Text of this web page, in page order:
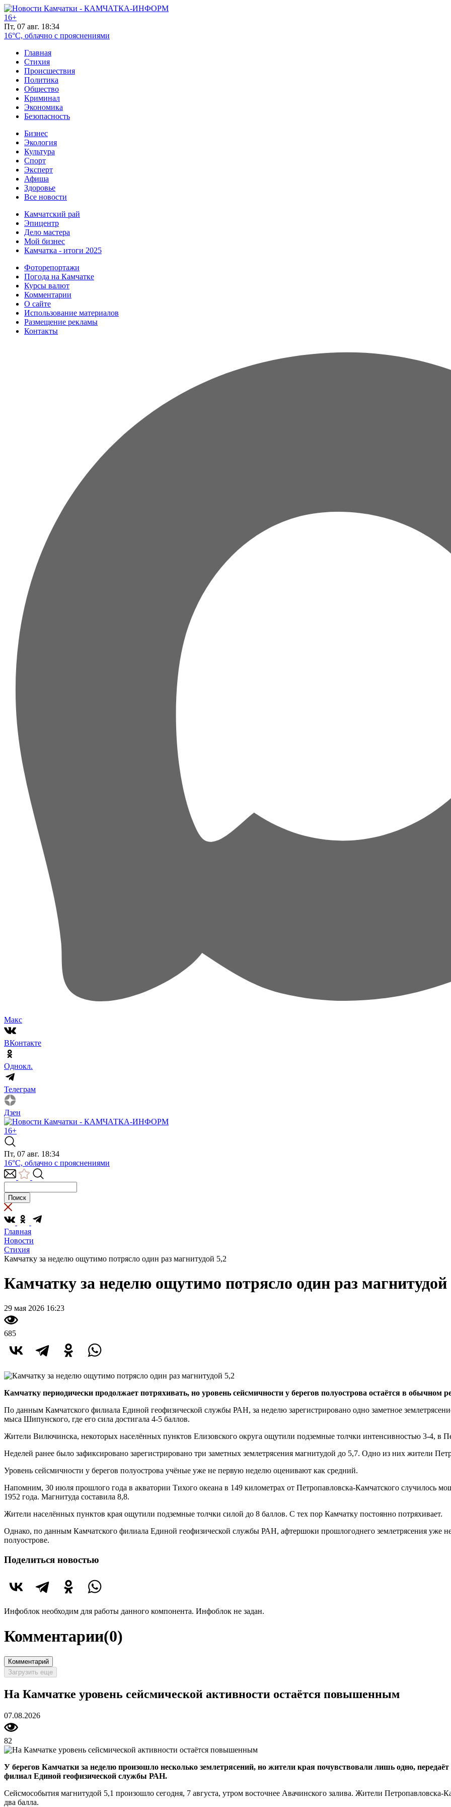
16+
Пт, 07 авг. 18:34
16°C, облачно с прояснениями
Главная
Стихия
Происшествия
Политика
Общество
Криминал
Экономика
Безопасность
Бизнес
Экология
Культура
Спорт
Эксперт
Афиша
Здоровье
Все новости
Камчатский рай
Эпицентр
Дело мастера
Мой бизнес
Камчатка - итоги 2025
Фоторепортажи
Погода на Камчатке
Курсы валют
Комментарии
О сайте
Использование материалов
Размещение рекламы
Контакты
Макс
ВКонтакте
Однокл.
Телеграм
Дзен
16+
Пт, 07 авг. 18:34
16°C, облачно с прояснениями
Главная
Новости
Стихия
Камчатку за неделю ощутимо потрясло один раз магнитудой 5,2
Камчатку за неделю ощутимо потрясло один раз магнитудой
29 мая 2026 16:23
685
Камчатку периодически продолжает потряхивать, но уровень сейсмичности у берегов полуострова остаётся в
По данным Камчатского филиала Единой геофизической службы РАН, за неделю зарегистрировано одно заметное
мыса Шипунского, где его сила достигала 4-5 баллов.
Жители Вилючинска, некоторых населённых пунктов Елизовского округа ощутили подземные толчки интенсивностью 3-4, в
Неделей ранее было зафиксировано зарегистрировано три заметных землетрясения магнитудой до 5,7. Одно из них жители
Уровень сейсмичности у берегов полуострова учёные уже не первую неделю оценивают как средний.
Напомним, 30 июля прошлого года в акватории Тихого океана в 149 километрах от Петропавловска-Камчатского случилось
1952 года. Магнитуда составила 8,8.
Жители населённых пунктов края ощутили подземные толчки силой до 8 баллов. С тех пор Камчатку постоянно потряхивает.
Однако, по данным Камчатского филиала Единой геофизической службы РАН, афтершоки прошлогоднего землетрясения уже
полуострове.
Поделиться новостью
Инфоблок необходим для работы данного компонента. Инфоблок не задан.
Комментарии(0)
Комментарий
Загрузить еще
На Камчатке уровень сейсмической активности остаётся повышенным
07.08.2026
82
У берегов Камчатки за неделю произошло несколько землетрясений, но жители края почувствовали лишь одно,
филиал Единой геофизической службы РАН.
Сейсмособытия магнитудой 5,1 произошло сегодня, 7 августа, утром восточнее Авачинского залива. Жители
два балла.